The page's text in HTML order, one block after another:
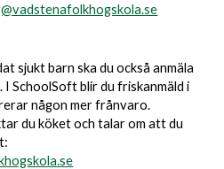
sjukt barn ska du också anmäla
I SchoolSoft blir du friskanmäld i
någon mer frånvaro.
du köket och talar om att du